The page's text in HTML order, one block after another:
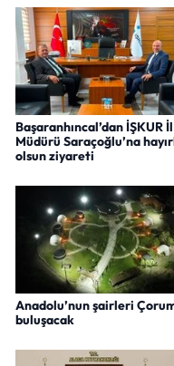
Başaranhıncal’dan İŞKUR İl
Müdürü Saraçoğlu’na
olsun ziyareti
Anadolu’nun şairleri
buluşacak